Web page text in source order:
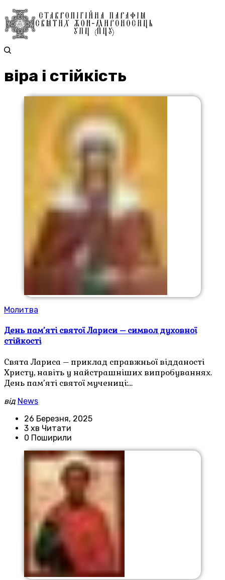
віра і стійкість
Молитва
День пам’яті святої Лариси – символ духовної
стійкості
Свята Лариса – приклад справжньої відданості
Христу, навіть у найстрашніших випробуваннях.
День пам’яті святої мучениці:…
від News
26 Березня, 2025
3 хв Читати
0 Поширили